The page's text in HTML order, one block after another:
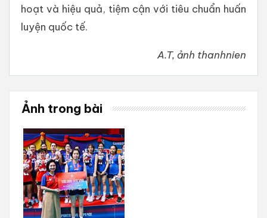
hoạt và hiệu quả, tiệm cận với tiêu chuẩn huấn
luyện quốc tế.
A.T, ảnh thanhnien
Ảnh trong bài